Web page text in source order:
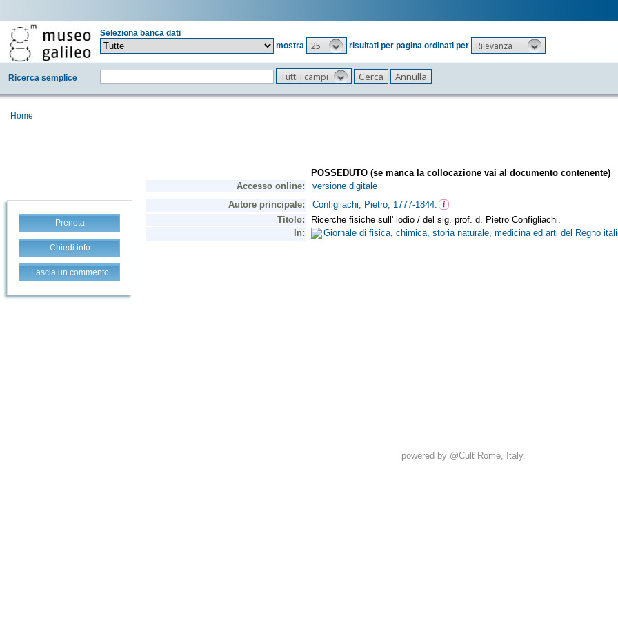
Seleziona banca dati
mostra
25 risultati per pagina ordinati per Rilevanza
Ricerca semplice Tutti i campi
Home
Prenota
Chiedi info
Lascia un commento
powered by @Cult Rome, Italy.